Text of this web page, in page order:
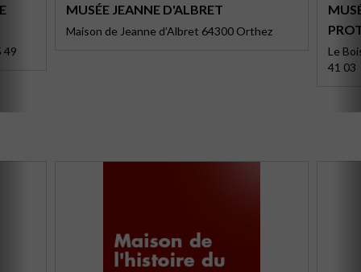
49
MUSÉE JEANNE D'ALBRET
Maison de Jeanne d’Albret 64300 Orthez
Le
41 03